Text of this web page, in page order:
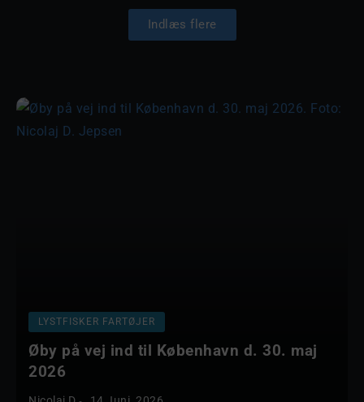
Indlæs flere
LYSTFISKER FARTØJER
Øby på vej ind til København d. 30. maj
2026